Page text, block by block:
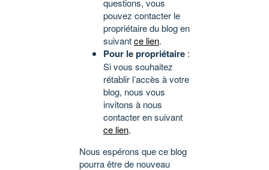
questions, vous
pouvez contacter le
propriétaire du blog en
suivantce lien.
Pour le propriétaire :
Si vous souhaitez
rétablir l’accès à votre
blog, nous vous
invitons à nous
contacter en suivant
ce lien.
Nous espérons que ce blog
pourra être de nouveau